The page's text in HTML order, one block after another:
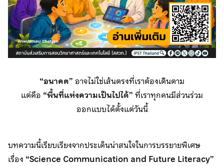
“อนาคต”อาจไม่ใช่เส้นตรงที่เราต้องเดินตาม
แต่คือ “พื้นที่แห่งความเป็นไปได้”ที่เราทุกคนมีส่วนร่วม
ออกแบบได้ตั้งแต่วันนี้
บทความนี้เรียบเรียงจากประเด็นน่าสนใจในการบรรยายพิเศษ
เรื่อง “Science Communication and Future Literacy”